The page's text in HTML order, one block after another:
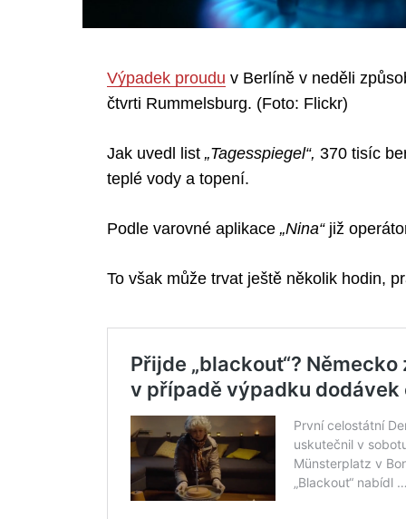
Výpadek proudu v Berlíně v neděli
čtvrti Rummelsburg. (Foto: Flickr)
Jak uvedl list „Tagesspiegel“, 370 tisíc
teplé vody a topení.
Podle varovné aplikace „Nina“ již
To však může trvat ještě několik hodin,